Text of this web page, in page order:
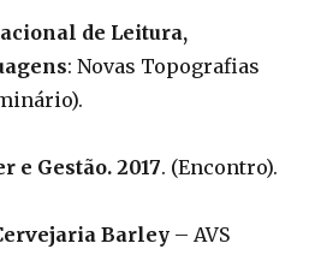
de Leitura,
: Novas Topografias
e Gestão. 2017. (Encontro).
Barley – AVS